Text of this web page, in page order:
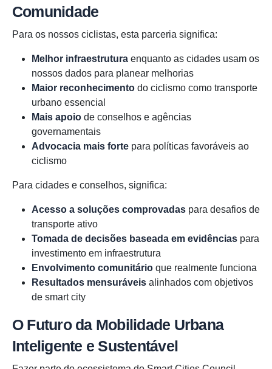
Comunidade
Para os nossos ciclistas, esta parceria significa:
Melhor infraestrutura enquanto as cidades usam os
nossos dados para planear melhorias
Maior reconhecimento do ciclismo como transporte
urbano essencial
Mais apoio de conselhos e agências
governamentais
Advocacia mais forte para políticas favoráveis ao
ciclismo
Para cidades e conselhos, significa:
Acesso a soluções comprovadas para desafios de
transporte ativo
Tomada de decisões baseada em evidências para
investimento em infraestrutura
Envolvimento comunitário que realmente funciona
Resultados mensuráveis alinhados com objetivos
de smart city
O Futuro da Mobilidade Urbana
Inteligente e Sustentável